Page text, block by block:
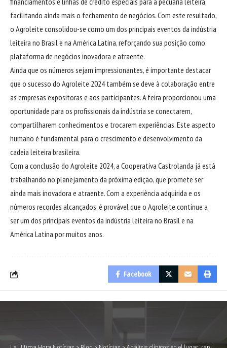
facilitando ainda mais o fechamento de negócios. Com este resultado,
o Agroleite consolidou-se como um dos principais eventos da indústria
leiteira no Brasil e na América Latina, reforçando sua posição como
plataforma de negócios inovadora e atraente.
Ainda que os números sejam impressionantes, é importante destacar
que o sucesso do Agroleite 2024 também se deve à colaboração entre
as empresas expositoras e aos participantes. A feira proporcionou uma
oportunidade para os profissionais da indústria se conectarem,
compartilharem conhecimentos e trocarem experiências. Este aspecto
humano é fundamental para o crescimento e desenvolvimento da
cadeia leiteira brasileira.
Com a conclusão do Agroleite 2024, a Cooperativa Castrolanda já está
trabalhando no planejamento da próxima edição, que promete ser
ainda mais inovadora e atraente. Com a experiência adquirida e os
números recordes alcançados, é provável que o Agroleite continue a
ser um dos principais eventos da indústria leiteira no Brasil e na
América Latina por muitos anos.
Facebook